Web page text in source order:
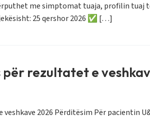
me simptomat tuaja, profilin
25 qershor 2026 ✅ […]
rezultatet e
2026 Përditësim Për pacientin